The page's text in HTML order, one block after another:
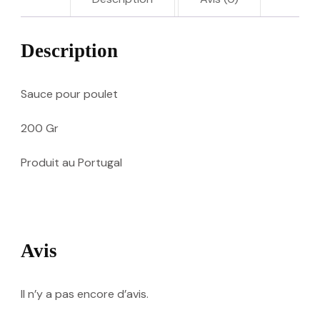
Description
Sauce pour poulet
200 Gr
Produit au Portugal
Avis
Il n’y a pas encore d’avis.